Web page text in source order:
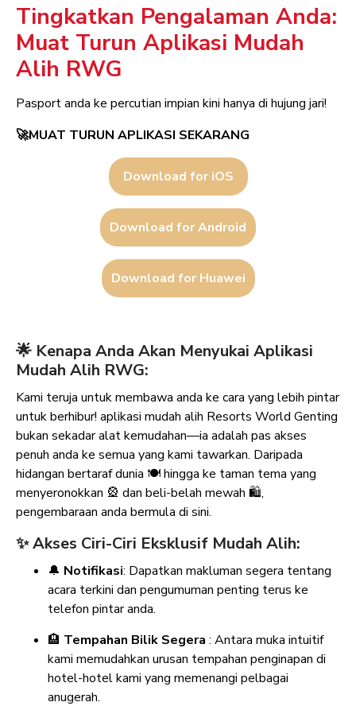
Tingkatkan Pengalaman Anda:
Muat Turun Aplikasi Mudah
Alih RWG
Pasport anda ke percutian impian kini hanya di hujung jari!
🚀MUAT TURUN APLIKASI SEKARANG
Download for iOS
Download for Android
Download for Huawei
🌟 Kenapa Anda Akan Menyukai Aplikasi
Mudah Alih RWG:
Kami teruja untuk membawa anda ke cara yang lebih pintar
untuk berhibur! aplikasi mudah alih Resorts World Genting
bukan sekadar alat kemudahan—ia adalah pas akses
penuh anda ke semua yang kami tawarkan. Daripada
hidangan bertaraf dunia 🍽️ hingga ke taman tema yang
menyeronokkan 🎡 dan beli-belah mewah 🛍️,
pengembaraan anda bermula di sini.
✨ Akses Ciri-Ciri Eksklusif Mudah Alih:
🔔 Notifikasi: Dapatkan makluman segera tentang
acara terkini dan pengumuman penting terus ke
telefon pintar anda.
🏨 Tempahan Bilik Segera : Antara muka intuitif
kami memudahkan urusan tempahan penginapan di
hotel-hotel kami yang memenangi pelbagai
anugerah.